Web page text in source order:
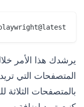
يرشدك هذا الأمر
المتصفحات التي تريد
بالمتصفحات